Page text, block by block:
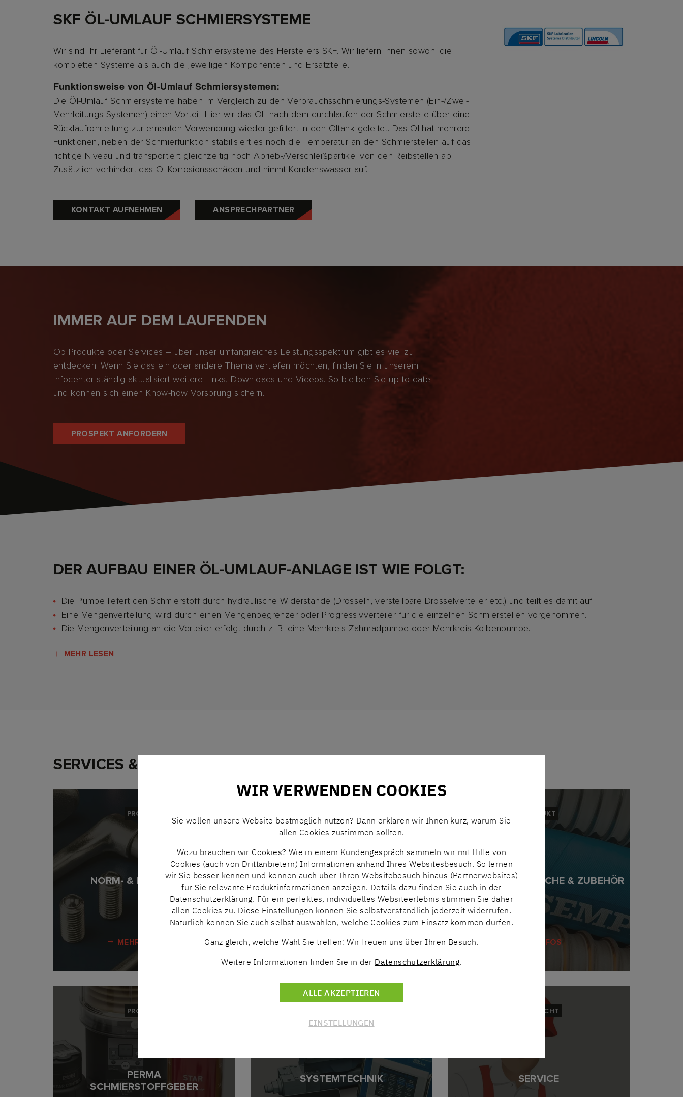
SKF ÖL-UMLAUF SCHMIERSYSTEME
Wir sind Ihr Lieferant für Öl-Umlauf Schmiersysteme des Herstellers SKF. Wir liefern Ihnen sowohl die
kompletten Systeme als auch die jeweiligen Komponenten und Ersatzteile.
Funktionsweise von Öl-Umlauf Schmiersystemen:
Die Öl-Umlauf Schmiersysteme haben im Vergleich zu den Verbrauchsschmierungs-Systemen (Ein-/Zwei-
Mehrleitungs-Systemen) einen Vorteil. Hier wir das ÖL nach dem durchlaufen der Schmierstelle über eine
Rücklaufrohrleitung zur erneuten Verwendung wieder gefiltert in den Öltank geleitet. Das Öl hat mehrere
Funktionen, neben der Schmierfunktion stabilisiert es noch die Temperatur an den Schmierstellen auf das
richtige Niveau und transportiert gleichzeitig noch Abrieb-/Verschleißpartikel von den Reibstellen ab.
Zusätzlich verhindert das Öl Korrosionsschäden und nimmt Kondenswasser auf.
KONTAKT AUFNEHMEN ANSPRECHPARTNER
IMMER AUF DEM LAUFENDEN
Ob Produkte oder Services – über unser umfangreiches Leistungsspektrum gibt es viel zu
entdecken. Wenn Sie das ein oder andere Thema vertiefen möchten, finden Sie in unserem
Infocenter ständig aktualisiert weitere Links, Downloads und Videos. So bleiben Sie up to date
und können sich einen Know-how Vorsprung sichern.
PROSPEKT ANFORDERN
DER AUFBAU EINER ÖL-UMLAUF-ANLAGE IST WIE FOLGT:
Die Pumpe liefert den Schmierstoff durch hydraulische Widerstände (Drosseln, verstellbare Drosselverteiler etc.) und teilt es damit auf.
Eine Mengenverteilung wird durch einen Mengenbegrenzer oder Progressivverteiler für die einzelnen Schmierstellen vorgenommen.
Die Mengenverteilung an die Verteiler erfolgt durch z. B. eine Mehrkreis-Zahnradpumpe oder Mehrkreis-Kolbenpumpe.
MEHR LESEN
SERVICES & WEITERE PRODUKTBEREICHE
PRODUKT
NORM- & BEDIENTEILE
MEHR INFOS
N+N
GLEITLAGER / BUCHSEN
MEHR INFOS
PRODUKT
INDUSTRIESCHLÄUCHE & ZUBEHÖR
MEHR INFOS
PRODUKT
PERMA
SCHMIERSTOFFGEBER
SYSTEMTECHNIK
ÜBERSICHT
SERVICE
WIR VERWENDEN COOKIES
Sie wollen unsere Website bestmöglich nutzen? Dann erklären wir Ihnen kurz, warum Sie
allen Cookies zustimmen sollten.
Wozu brauchen wir Cookies? Wie in einem Kundengespräch sammeln wir mit Hilfe von
Cookies (auch von Drittanbietern) Informationen anhand Ihres Websitesbesuch. So lernen
wir Sie besser kennen und können auch über Ihren Websitebesuch hinaus (Partnerwebsites)
für Sie relevante Produktinformationen anzeigen. Details dazu finden Sie auch in der
Datenschutzerklärung. Für ein perfektes, individuelles Websiteerlebnis stimmen Sie daher
allen Cookies zu. Diese Einstellungen können Sie selbstverständlich jederzeit widerrufen.
Natürlich können Sie auch selbst auswählen, welche Cookies zum Einsatz kommen dürfen.
Ganz gleich, welche Wahl Sie treffen: Wir freuen uns über Ihren Besuch.
Weitere Informationen finden Sie in der Datenschutzerklärung.
ALLE AKZEPTIEREN
EINSTELLUNGEN